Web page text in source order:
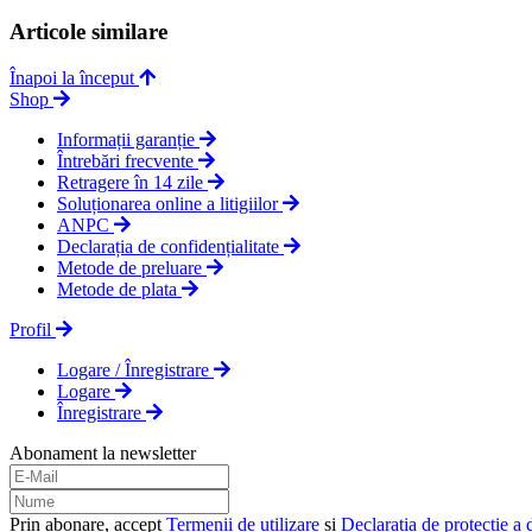
Articole similare
Înapoi la început
Shop
Informații garanție
Întrebări frecvente
Retragere în 14 zile
Soluționarea online a litigiilor
ANPC
Declarația de confidențialitate
Metode de preluare
Metode de plata
Profil
Logare / Înregistrare
Logare
Înregistrare
Abonament la newsletter
Prin abonare, accept Termenii de utilizare și Declarația de protecție a